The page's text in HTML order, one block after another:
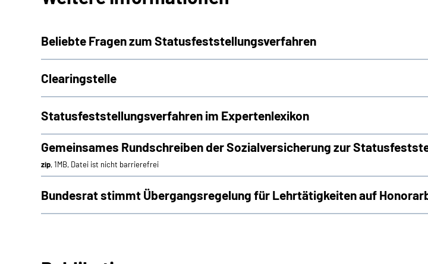
Beliebte Fragen zum Statusfeststellungsverfahren
Clearingstelle
Statusfeststellungsverfahren im Expertenlexikon
Gemeinsames Rundschreiben der Sozialversicherung zur
zip, 1MB, Datei ist nicht barrierefrei
Bundesrat stimmt Übergangsregelung für Lehrtätigkeiten auf